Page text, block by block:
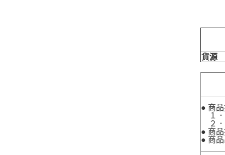
貨源
● 商
１．
２．
● 商
● 商